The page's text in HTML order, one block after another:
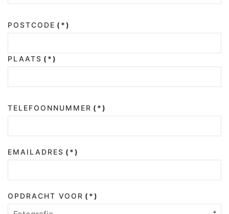
POSTCODE (*)
PLAATS (*)
TELEFOONNUMMER (*)
EMAILADRES (*)
OPDRACHT VOOR (*)